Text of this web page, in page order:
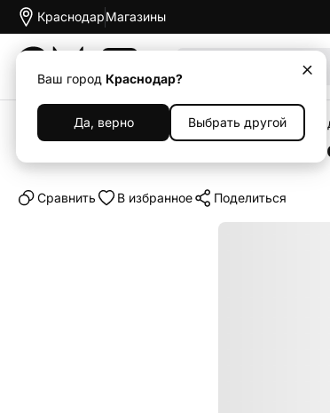
Краснодар
Ваш город Краснодар?
Да, верно Выбрать другой
Магазины
Каталог Аксессуары Чехлы Чехлы
Клип-кейс (накладка)
Cравнить В избранное Поделиться